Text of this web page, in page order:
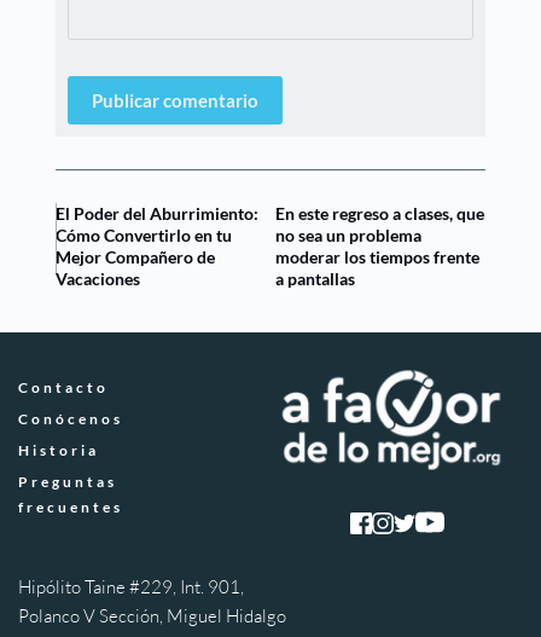
Publicar comentario
El Poder del Aburrimiento:
Cómo Convertirlo en tu
Mejor Compañero de
Vacaciones
En este regreso a clases, que
no sea un problema
moderar los tiempos frente
a pantallas
Contacto
Conócenos
Historia
Preguntas
frecuentes
Hipólito Taine #229, Int. 901,
Polanco V Sección, Miguel Hidalgo